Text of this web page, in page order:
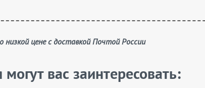
низкой цене с доставкой Почтой России
вас заинтересовать: